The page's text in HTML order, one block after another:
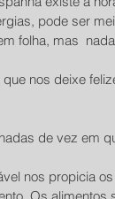
pode ser
folha, mas
de vez